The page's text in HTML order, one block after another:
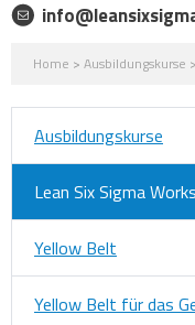
Home > Ausbildungskurse >
Ausbildungskurse
Lean Six Sigma
Yellow Belt
Yellow Belt für das